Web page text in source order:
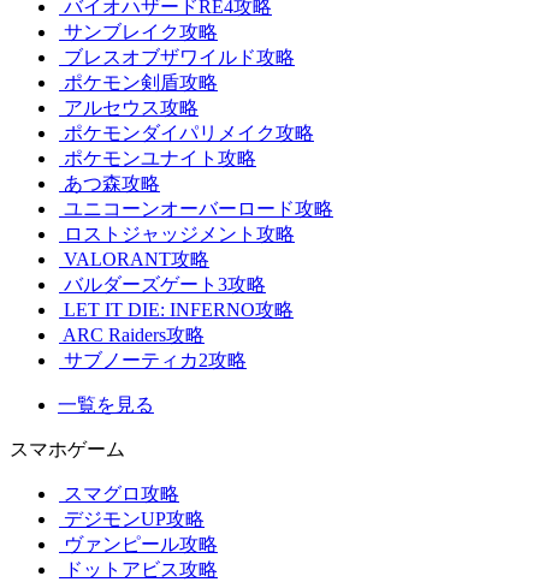
バイオハザードRE4攻略
サンブレイク攻略
ブレスオブザワイルド攻略
ポケモン剣盾攻略
アルセウス攻略
ポケモンダイパリメイク攻略
ポケモンユナイト攻略
あつ森攻略
ユニコーンオーバーロード攻略
ロストジャッジメント攻略
VALORANT攻略
バルダーズゲート3攻略
LET IT DIE: INFERNO攻略
ARC Raiders攻略
サブノーティカ2攻略
一覧を見る
スマホゲーム
スマグロ攻略
デジモンUP攻略
ヴァンピール攻略
ドットアビス攻略